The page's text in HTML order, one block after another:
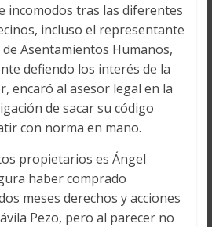
incomodos tras las diferentes
incluso el representante
Asentamientos Humanos,
defiendo los interés de la
encaró al asesor legal en la
de sacar su código
con norma en mano.
propietarios es Ángel
haber comprado
meses derechos y acciones
Pezo, pero al parecer no